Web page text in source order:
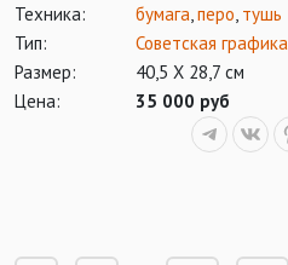
Техника:
бумага перо тушь
Тип:
Советская графика
Размер:
40,5 Х 28,7 см
Цена:
35 000 руб